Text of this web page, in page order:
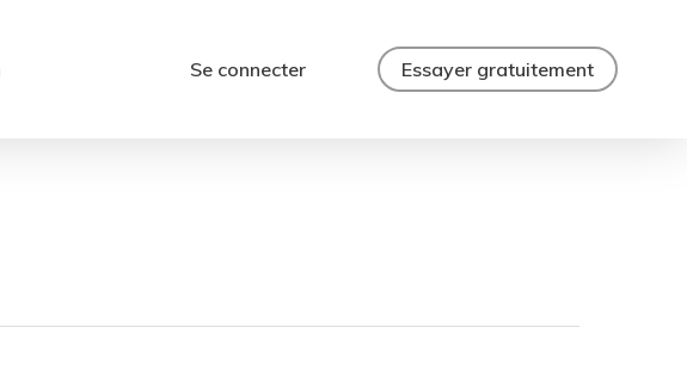
Se connecter Essayer gratuitement